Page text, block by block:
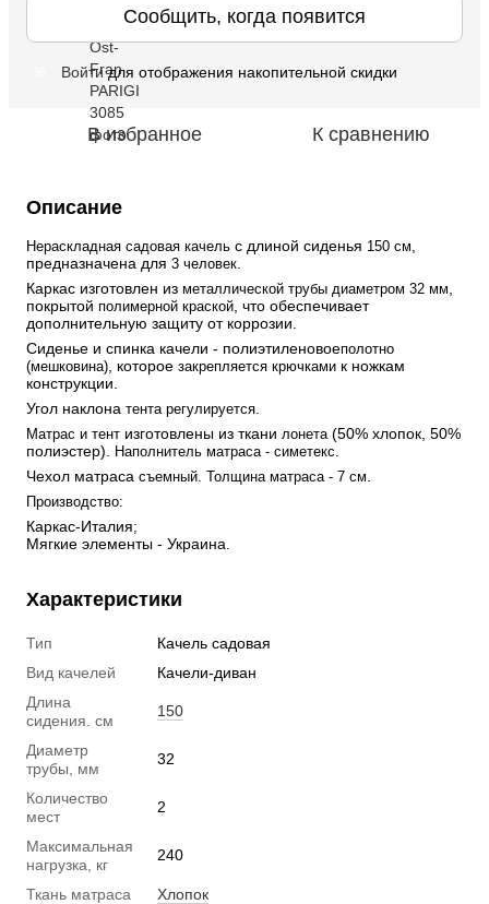
Сообщить, когда появится
Войтидля отображения накопительной скидки
В избранное К сравнению
Описание
Нераскладная садовая качель с длиной сиденья 150 см
предназначена для 3 человек
Каркас изготовлен из металлической трубы диаметром 32 мм
покрытой полимерной краской , что обеспечивает
дополнительную защиту от коррозии.
Сиденье и спинка качели - полиэтиленовоеполотно
(мешковина) , которое закрепляется крючками к ножкам
конструкции.
Угол наклона тента регулируется
Матрас и тент изготовлены из ткани лонета (50% хлопок, 50%
полиэстер).
Наполнитель матраса - симетекс
Чехол матраса съемный Толщина матраса - 7 см
Производство:
Каркас-Италия;
Мягкие элементы - Украина.
Характеристики
Тип
Качель садовая
Вид качелей
Качели-диван
Длина
сидения. см
150
Диаметр
трубы, мм
32
Количество
мест
2
Максимальная
нагрузка, кг
240
Ткань матраса
Хлопок